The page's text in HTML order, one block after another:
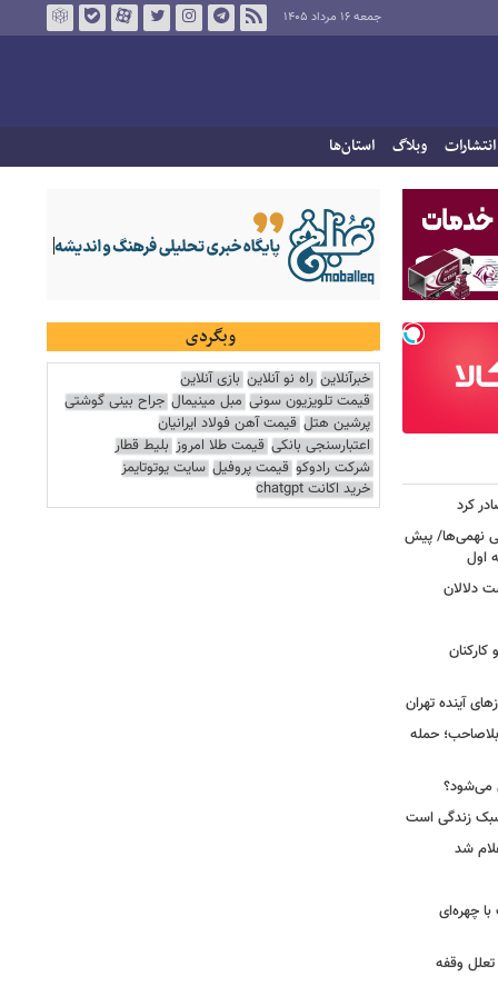
جمعه ۱۶ مرداد ۱۴۰۵
انتشارات وبلاگ استان‌ها
کرد
نهمی‌ها/ پیش
دلالان
آینده تهران
حمله
می‌شود؟
زندگی است
شد
با چهره‌ای
وقفه
وبگردی
خبرآنلاین راه نو آنلاین بازی آنلاین
قیمت تلویزیون سونی مبل مینیمال جراح بینی گوشتی
پرشین هتل قیمت آهن فولاد ایرانیان
اعتبارسنجی بانکی قیمت طلا امروز بلیط قطار
شرکت رادوکو قیمت پروفیل سایت یوتوتایمز
خرید اکانت chatgpt